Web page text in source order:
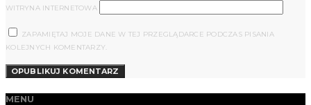
WITRYNA INTERNETOWA
ZAPAMIĘTAJ MOJE DANE W TEJ PRZEGLĄDARCE PODCZAS PISANIA
KOLEJNYCH KOMENTARZY.
MENU